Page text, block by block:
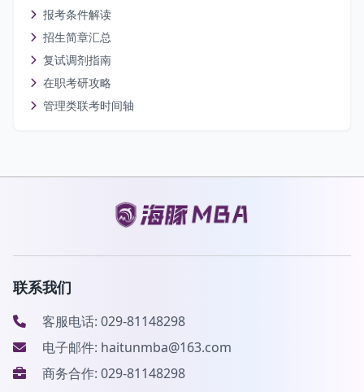
报考条件解读
招生简章汇总
复试调剂指南
在职考研攻略
管理类联考时间轴
联系我们
客服电话: 029-81148298
电子邮件: haitunmba@163.com
商务合作: 029-81148298